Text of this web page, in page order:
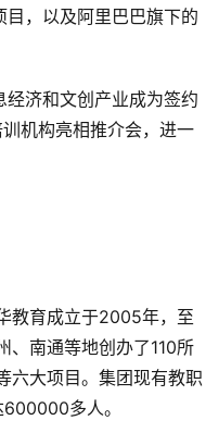
，以及阿里巴巴旗下的
经济和文创产业成为签约
机构亮相推介会，进一
教育成立于2005年，至
、南通等地创办了110所
六大项目。集团现有教职
多人。